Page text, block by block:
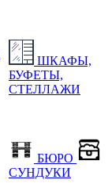
ШКАФЫ,
БУФЕТЫ,
СТЕЛЛАЖИ
БЮРО
СУНДУКИ